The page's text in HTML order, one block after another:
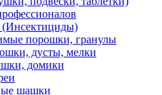
(Инсектициды)
порошки, гранулы
дусты, мелки
домики
шашки